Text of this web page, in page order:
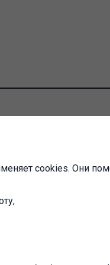
форума -
режиме.
cookies. Они